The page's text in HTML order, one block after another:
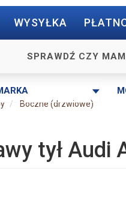
WYSYŁKA
SPRAWDŹ CZY
Boczne (drzwiowe)
tył Audi